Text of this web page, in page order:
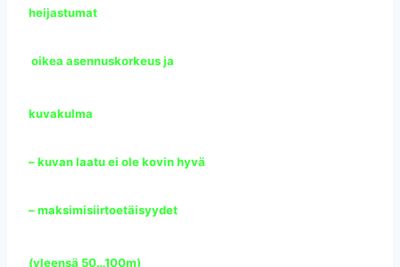
heijastumat
oikea asennuskorkeus ja
kuvakulma
– kuvan laatu ei ole kovin hyvä
– maksimisiirtoetäisyydet
(yleensä 50…100m)